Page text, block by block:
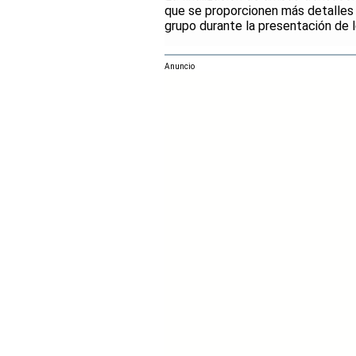
que se proporcionen más
grupo durante la presentación de
Anuncio